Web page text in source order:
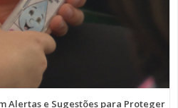
Alertas e Sugestões para Proteger